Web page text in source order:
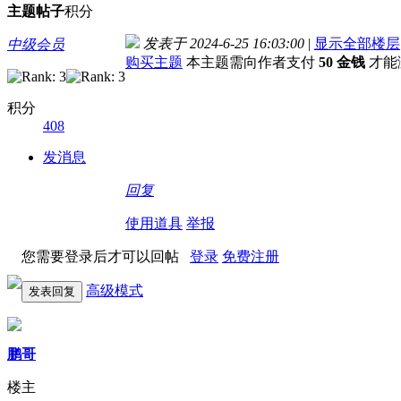
主题帖子积分
中级会员
积分
408
发消息
发表于 2024-6-25 16:03:00 | 显示全部楼层
购买主题 本主题需向作者支付 50 金钱 才能
回复
使用道具 举报
您需要登录后才可以回帖 登录 免费注册
发表回复 高级模式
鹏哥
楼主